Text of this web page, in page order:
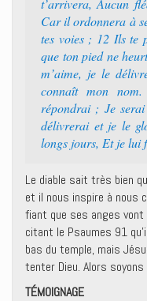
t’arrivera, Aucun
Car il ordonnera à
tes voies ; 12 Ils te
que ton pied ne
m’aime, je le
connaît mon
répondrai ; Je
délivrerai et je le
longs jours, Et je lui
Le diable sait très bien
et il nous inspire à nous
fiant que ses anges vont
citant le Psaumes 91
bas du temple, mais
tenter Dieu. Alors
TÉMOIGNAGE